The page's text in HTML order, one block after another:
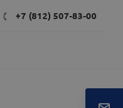
+7 (812) 507-83-00